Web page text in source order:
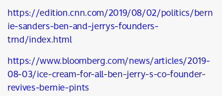
https://edition.cnn.com/2019/08/02/politics/bern
ie-sanders-ben-and-jerrys-founders-
trnd/index.html
https://www.bloomberg.com/news/articles/2019-
08-03/ice-cream-for-all-ben-jerry-s-co-founder-
revives-bernie-pints